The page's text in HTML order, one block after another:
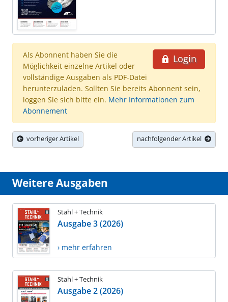
Login
Als Abonnent haben Sie die
Möglichkeit einzelne Artikel oder
vollständige Ausgaben als PDF-Datei
herunterzuladen. Sollten Sie bereits Abonnent sein,
loggen Sie sich bitte ein. Mehr Informationen zum
Abonnement
vorheriger Artikel nachfolgender Artikel
Weitere Ausgaben
Stahl + Technik
Ausgabe 3 (2026)
› mehr erfahren
Stahl + Technik
Ausgabe 2 (2026)